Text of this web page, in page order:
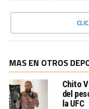
MAS EN OTROS
Chito
del
la UFC